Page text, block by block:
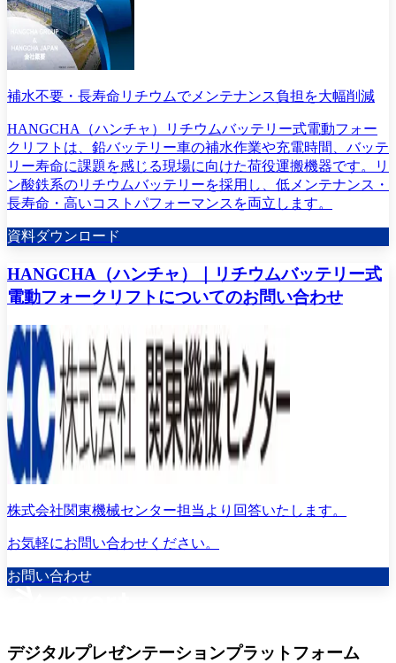
補水不要・長寿命リチウムでメンテナンス負担を大幅削減
HANGCHA（ハンチャ）リチウムバッテリー式電動フォー
クリフトは、鉛バッテリー車の補水作業や充電時間、バッテ
リー寿命に課題を感じる現場に向けた荷役運搬機器です。リ
ン酸鉄系のリチウムバッテリーを採用し、低メンテナンス・
長寿命・高いコストパフォーマンスを両立します。
資料ダウンロード
HANGCHA（ハンチャ）｜リチウムバッテリー式
電動フォークリフトについてのお問い合わせ
株式会社関東機械センター担当より回答いたします。
お気軽にお問い合わせください。
お問い合わせ
デジタルプレゼンテーションプラットフォーム